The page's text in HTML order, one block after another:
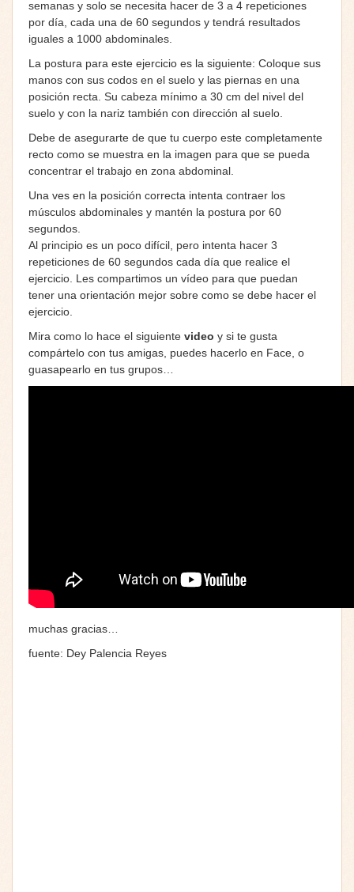
semanas y solo se necesita hacer de 3 a 4 repeticiones
por día, cada una de 60 segundos y tendrá resultados
iguales a 1000 abdominales.
La postura para este ejercicio es la siguiente: Coloque sus
manos con sus codos en el suelo y las piernas en una
posición recta. Su cabeza mínimo a 30 cm del nivel del
suelo y con la nariz también con dirección al suelo.
Debe de asegurarte de que tu cuerpo este completamente
recto como se muestra en la imagen para que se pueda
concentrar el trabajo en zona abdominal.
Una ves en la posición correcta intenta contraer los
músculos abdominales y mantén la postura por 60
segundos.
Al principio es un poco difícil, pero intenta hacer 3
repeticiones de 60 segundos cada día que realice el
ejercicio. Les compartimos un vídeo para que puedan
tener una orientación mejor sobre como se debe hacer el
ejercicio.
Mira como lo hace el siguiente video y si te gusta
compártelo con tus amigas, puedes hacerlo en Face, o
guasapearlo en tus grupos…
muchas gracias…
fuente: Dey Palencia Reyes